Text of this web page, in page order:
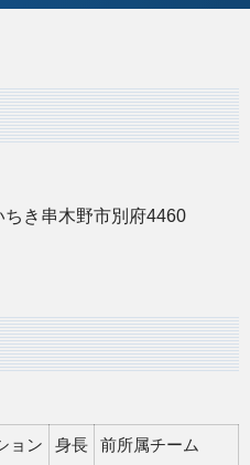
き串木野市別府4460
ョン 身長 前所属チーム